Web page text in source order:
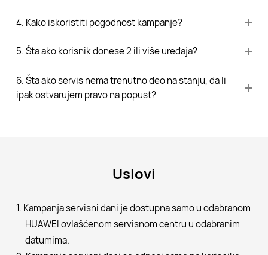
4. Kako iskoristiti pogodnost kampanje?
5. Šta ako korisnik donese 2 ili više uređaja?
6. Šta ako servis nema trenutno deo na stanju, da li
ipak ostvarujem pravo na popust?
Uslovi
1. Kampanja servisni dani je dostupna samo u odabranom
HUAWEI ovlašćenom servisnom centru u odabranim
datumima.